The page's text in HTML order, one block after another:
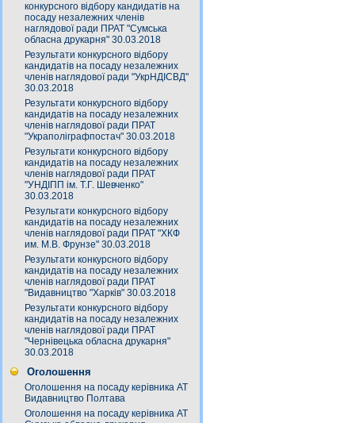
конкурсного відбору кандидатів на
посаду незалежних членів
наглядової ради ПРАТ "Сумська
обласна друкарня" 30.03.2018
Результати конкурсного відбору
кандидатів на посаду незалежних
членів наглядової ради "УкрНДІСВД"
30.03.2018
Результати конкурсного відбору
кандидатів на посаду незалежних
членів наглядової ради ПРАТ
"Украполіграфпостач" 30.03.2018
Результати конкурсного відбору
кандидатів на посаду незалежних
членів наглядової ради ПРАТ
"УНДІПП ім. Т.Г. Шевченко"
30.03.2018
Результати конкурсного відбору
кандидатів на посаду незалежних
членів наглядової ради ПРАТ "ХКФ
им. М.В. Фрунзе" 30.03.2018
Результати конкурсного відбору
кандидатів на посаду незалежних
членів наглядової ради ПРАТ
"Видавництво "Харків" 30.03.2018
Результати конкурсного відбору
кандидатів на посаду незалежних
членів наглядової ради ПРАТ
"Чернівецька обласна друкарня"
30.03.2018
Оголошення
Оголошення на посаду керівника АТ
Видавництво Полтава
Оголошення на посаду керівника АТ